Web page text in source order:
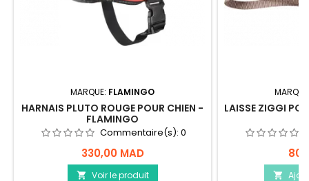
MARQUE: FLAMINGO
HARNAIS PLUTO ROUGE POUR CHIEN -
FLAMINGO
Commentaire(s): 0
330,00 MAD
 Voir le produit
LAISSE ZIGGI
